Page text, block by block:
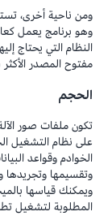
ومن ناحية أخرى،
وهو برنامج يعمل
مفتوح المصدر
الحجم
تكون ملفات صور
على نظام التشغيل
الخوادم وقواعد
وتقسيمها وتجريدها
ويمكنك قياسها
المطلوبة لتشغيل